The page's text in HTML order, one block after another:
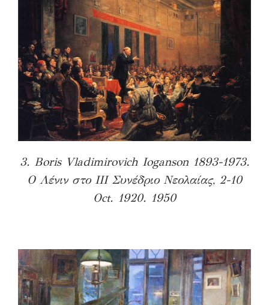
3. Boris Vladimirovich Ioganson 1893-1973.
Ο Λένιν στο ΙΙΙ Συνέδριο Νεολαίας, 2-10
Oct. 1920. 1950